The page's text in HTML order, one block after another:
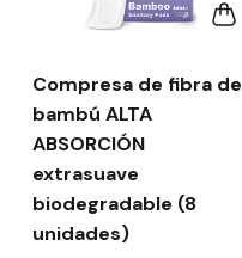
Compresa de fibra de
bambú ALTA
ABSORCIÓN
extrasuave
biodegradable (8
unidades)